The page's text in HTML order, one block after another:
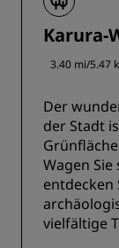
Karura-
3.40 mi/5.47
Der
der Stadt
Wagen
entdecken
vielfältige